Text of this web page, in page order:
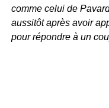
comme celui de
aussitôt après avoir
pour répondre à un